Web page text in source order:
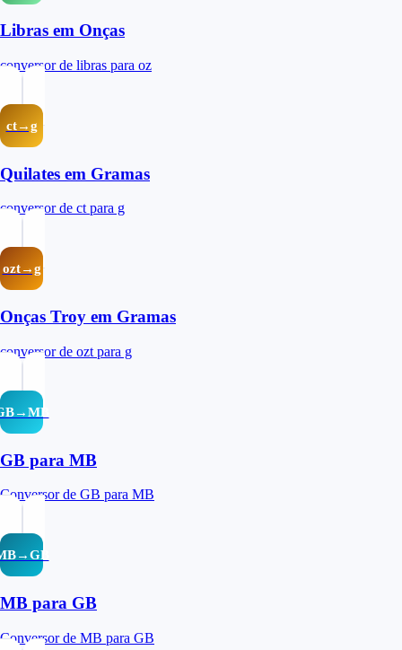
Libras em Onças
conversor de libras para oz
ct→g
Quilates em Gramas
conversor de ct para g
ozt→g
Onças Troy em Gramas
conversor de ozt para g
GB para MB
Conversor de GB para MB
MB para GB
Conversor de MB para GB